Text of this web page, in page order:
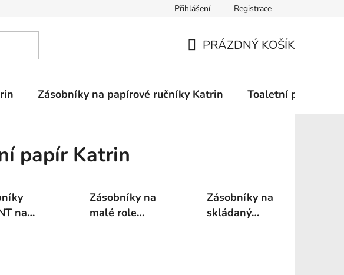
souborů cookies Podmínky ochrany osobních údajů
Přihlášení Registrace
KOŠÍK
PRÁZDNÝ KOŠÍK
Zásobníky na papírové ručníky Katrin Toaletní papír
papír Katrin
na
Zásobníky na
malé role
Zásobníky na
skládaný